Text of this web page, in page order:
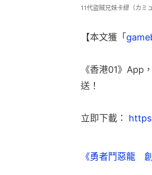
11代盜賊兄妹卡繆（カミ
【本文獲「
《香港01》App
送！
立即下載：
《勇者鬥惡龍